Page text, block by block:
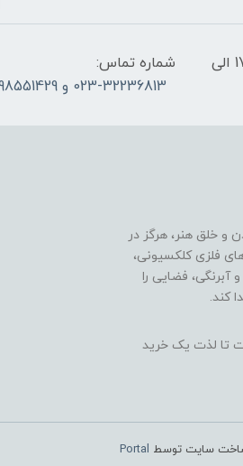
ساعات پاسخگویی: فقط روزهای غیر تعطیل از ساعت 10:00 الی 14:00 و 17:00 الی
شماره تماس:
023-32236813 و 09198551429
خلق هنر، هرگز در
فلزی کلکسیونی،
فضایی را
کند.
تا لذت یک خرید
سایت توسط Portal